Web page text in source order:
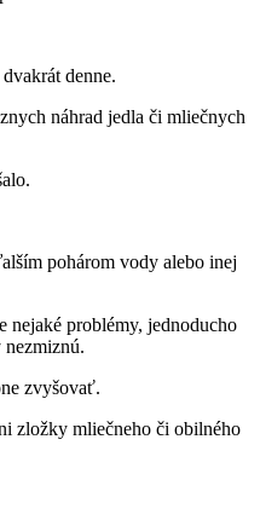
denne.
náhrad jedla či mliečnych
pohárom vody alebo inej
nejaké problémy, jednoducho
zvyšovať.
zložky mliečneho či obilného